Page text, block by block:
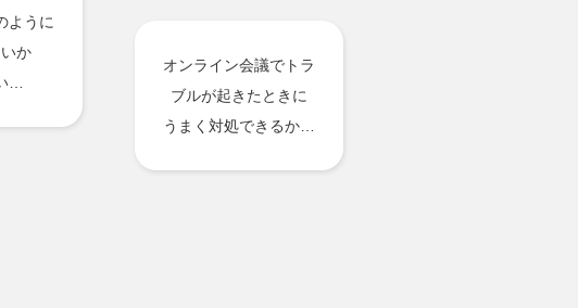
ように
か
…
オンライン会議でトラ
ブルが起きたときに
うまく対処できるか…